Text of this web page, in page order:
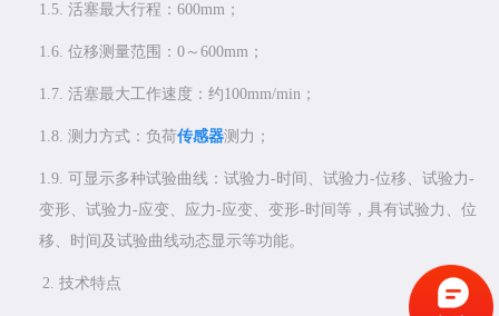
1.5. 活塞最大行程：600mm；
1.6. 位移测量范围：0～600mm；
1.7. 活塞最大工作速度：约100mm/min；
1.8. 测力方式：负荷传感器测力；
1.9. 可显示多种试验曲线：试验力-时间、试验力-位移、试验力-
变形、试验力-应变、应力-应变、变形-时间等，具有试验力、位
移、时间及试验曲线动态显示等功能。
2. 技术特点